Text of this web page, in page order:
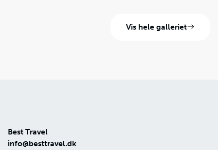
Vis hele galleriet
Best Travel
info@besttravel.dk